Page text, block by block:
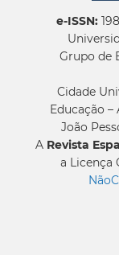
e-ISSN:
Grupo de
Cidade
Educação –
João
A Revista
a Licença